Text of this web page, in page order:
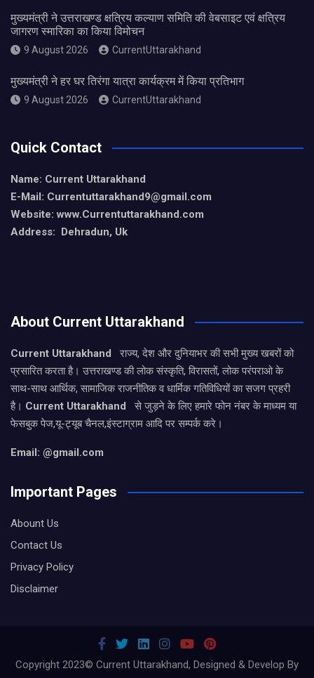
मुख्यमंत्री ने उत्तराखण्ड क्षत्रिय कल्याण समिति की वेबसाइट एवं क्षत्रिय
जागरण स्मारिका का किया विमोचन
9 August 2026 CurrentUttarakhand
मुख्यमंत्री ने हर घर तिरंगा यात्रा कार्यक्रम में किया प्रतिभाग
9 August 2026 CurrentUttarakhand
Quick Contact
Name: Current Uttarakhand
E-Mail: Currentuttarakhand9@gmail.com
Website: www.Currentuttarakhand.com
Address: Dehradun, Uk
About Current Uttarakhand
Current Uttarakhand
राज्य, देश और दुनियाभर की सभी मुख्य खबरों को
प्रसारित करता है। उत्तराखण्ड की लोक संस्कृति, विरासतों, लोक परंपराओ के
साथ-साथ आर्थिक, सामाजिक राजनीतिक व धार्मिक गतिविधियों का सजग प्रहरी
है। Current Uttarakhand
से जुड़ने के लिए हमारे फोन नंबर के माध्यम या
फेसबुक पेज,यू-ट्यूब चैनल,इंस्टाग्राम आदि पर सम्पर्क करे।
Email: @gmail.com
Important Pages
Abount Us
Contact Us
Privacy Policy
Disclaimer
Copyright 2023© Current Uttarakhand, Designed & Develop By